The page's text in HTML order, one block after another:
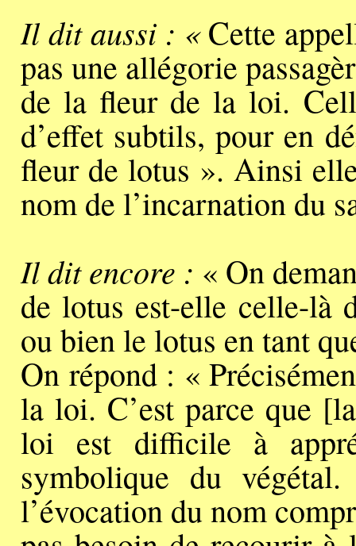
Il dit aussi : «Cette
pas une allégorie
de la fleur de la loi.
d’effet subtils, pour en
fleur de lotus ». Ainsi
nom de l’incarnation du
Il dit encore : « On
de lotus est-elle celle-là
ou bien le lotus en tant
On répond : «
la loi. C’est parce que
loi est difficile à
symbolique du
l’évocation du nom